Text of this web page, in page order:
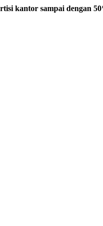
kantor sampai dengan